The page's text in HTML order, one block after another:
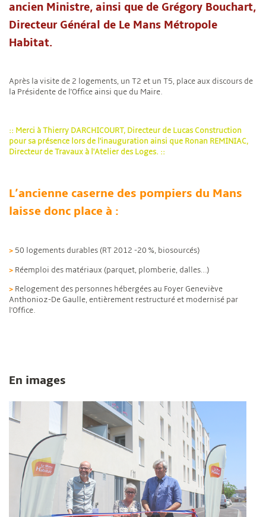
ancien Ministre, ainsi que de Grégory Bouchart,
Directeur Général de Le Mans Métropole
Habitat.
Après la visite de 2 logements, un T2 et un T5, place aux discours de
la Présidente de l'Office ainsi que du Maire.
:: Merci à Thierry DARCHICOURT, Directeur de Lucas Construction
pour sa présence lors de l'inauguration ainsi que Ronan REMINIAC,
Directeur de Travaux à l'Atelier des Loges. ::
L’ancienne caserne des pompiers du Mans
laisse donc place à :
> 50 logements durables (RT 2012 -20 %, biosourcés)
> Réemploi des matériaux (parquet, plomberie, dalles…)
> Relogement des personnes hébergées au Foyer Geneviève
Anthonioz-De Gaulle, entièrement restructuré et modernisé par
l'Office.
En images